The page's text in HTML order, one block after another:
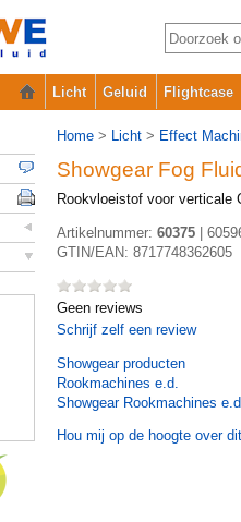
Licht Geluid Flightcase
Home > Licht > Effect
Showgear Fog
Rookvloeistof voor verticale
Artikelnummer: 60375
GTIN/EAN: 8717748362605
Geen reviews
Schrijf zelf een review
Showgearproducten
Rookmachines e.d.
Showgear Rookmachines
Hou mij op de hoogte over